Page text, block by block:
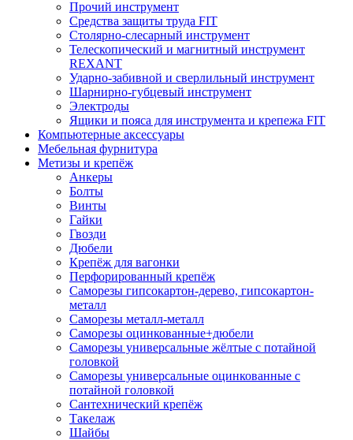
Прочий инструмент
Средства защиты труда FIT
Столярно-слесарный инструмент
Телескопический и магнитный инструмент
REXANT
Ударно-забивной и сверлильный инструмент
Шарнирно-губцевый инструмент
Электроды
Ящики и пояса для инструмента и крепежа FIT
Компьютерные аксессуары
Мебельная фурнитура
Метизы и крепёж
Анкеры
Болты
Винты
Гайки
Гвозди
Дюбели
Крепёж для вагонки
Перфорированный крепёж
Саморезы гипсокартон-дерево, гипсокартон-
металл
Саморезы металл-металл
Саморезы оцинкованные+дюбели
Саморезы универсальные жёлтые с потайной
головкой
Саморезы универсальные оцинкованные с
потайной головкой
Сантехнический крепёж
Такелаж
Шайбы